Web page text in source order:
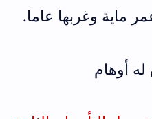
ماية وغربها عاما.
أوهام